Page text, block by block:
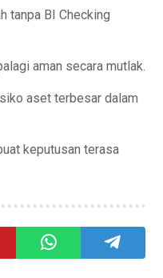
tanpa BI Checking
aman secara mutlak.
aset terbesar dalam
keputusan terasa